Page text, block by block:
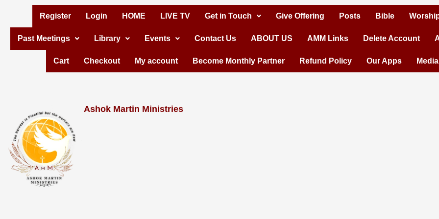
content
Register Login HOME LIVE TV Get in Touch Give Offering Posts Bible
Past Meetings Library Events Contact Us ABOUT US AMM Links Delete Account
Cart Checkout My account Become Monthly Partner Refund Policy Our Apps
Ashok Martin Ministries